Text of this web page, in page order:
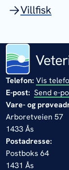
Villfisk
Telefon: Vis
E-post: Send e-
Vare- og
Arboretveien 57
1433 Ås
Postadresse:
Postboks 64
1431 Ås